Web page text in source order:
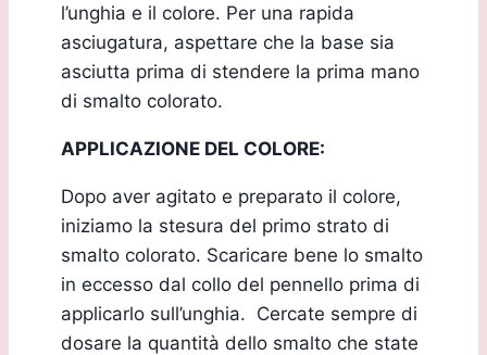
l’unghia e il colore. Per una rapida
asciugatura, aspettare che la base sia
asciutta prima di stendere la prima mano
di smalto colorato.
APPLICAZIONE DEL COLORE:
Dopo aver agitato e preparato il colore,
iniziamo la stesura del primo strato di
smalto colorato. Scaricare bene lo smalto
in eccesso dal collo del pennello prima di
applicarlo sull’unghia. Cercate sempre di
dosare la quantità dello smalto che state